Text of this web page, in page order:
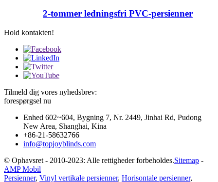
2-tommer ledningsfri PVC-persienner
Hold kontakten!
Tilmeld dig vores nyhedsbrev:
forespørgsel nu
Enhed 602~604, Bygning 7, Nr. 2449, Jinhai Rd, Pudong
New Area, Shanghai, Kina
+86-21-58632766
info@topjoyblinds.com
© Ophavsret - 2010-2023: Alle rettigheder forbeholdes.Sitemap -
AMP Mobil
Persienner, Vinyl vertikale persienner, Horisontale persienner,